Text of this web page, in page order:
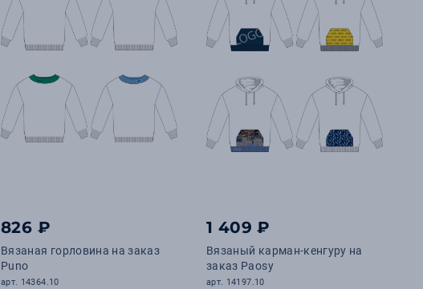
826 ₽
Вязаная горловина на заказ
Puno
арт. 14364.10
1 409 ₽
Вязаный карман-кенгуру на
заказ Paosy
арт. 14197.10